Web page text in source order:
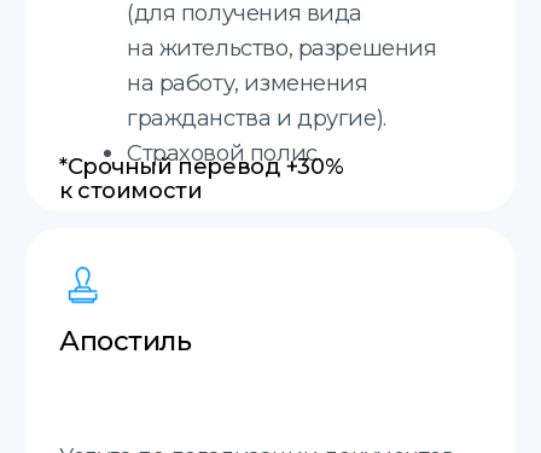
Translate service — это
Онлайн
Делаем срочные переводы.
Срочные переводы